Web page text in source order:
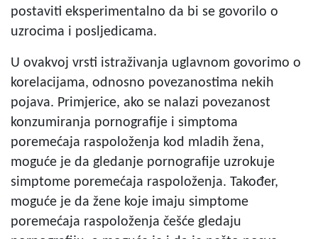
postaviti eksperimentalno da bi se govorilo o
uzrocima i posljedicama.
U ovakvoj vrsti istraživanja uglavnom govorimo o
korelacijama, odnosno povezanostima nekih
pojava. Primjerice, ako se nalazi povezanost
konzumiranja pornografije i simptoma
poremećaja raspoloženja kod mladih žena,
moguće je da gledanje pornografije uzrokuje
simptome poremećaja raspoloženja. Također,
moguće je da žene koje imaju simptome
poremećaja raspoloženja češće gledaju